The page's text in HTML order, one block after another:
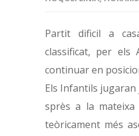
Partit dificil a
classificat, per els
continuar en
Els Infantils jugaran
sprès a la
teòricament més